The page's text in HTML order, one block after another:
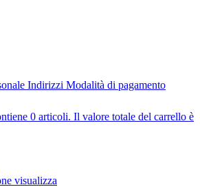
Indirizzi Modalità di pagamento
0 articoli. Il valore totale del carrello è
visualizza